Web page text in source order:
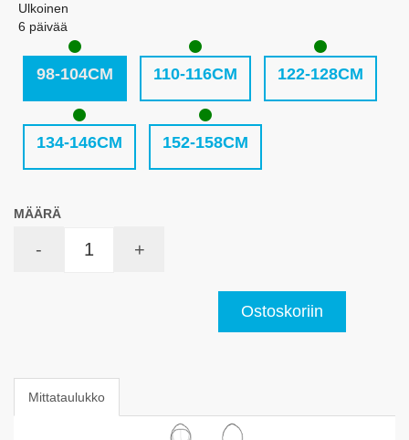
Ulkoinen
6 päivää
98-104CM 110-116CM 122-128CM
134-146CM 152-158CM
MÄÄRÄ
- +
Ostoskoriin
Mittataulukko